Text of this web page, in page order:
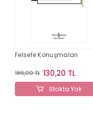
Felsefe Konuşmaları
186,00 TL 130,20 TL
Stokta Yok